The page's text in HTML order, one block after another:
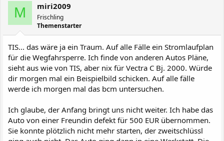
M miri2009
Frischling
Themenstarter
TIS... das wäre ja ein Traum. Auf alle Fälle ein Stromlaufplan
für die Wegfahrsperre. Ich finde von anderen Autos Pläne,
sieht aus wie von TIS, aber nix für Vectra C Bj. 2000. Würde
dir morgen mal ein Beispielbild schicken. Auf alle fälle
werde ich morgen mal das bcm untersuchen.
Ich glaube, der Anfang bringt uns nicht weiter. Ich habe das
Auto von einer Freundin defekt für 500 EUR übernommen.
Sie konnte plötzlich nicht mehr starten, der zweitschlüssl